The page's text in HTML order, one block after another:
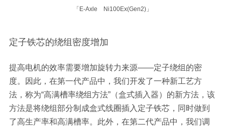
「E-Axle Ni100Ex(Gen2)」
定子铁芯的绕组密度增加
提高电机的效率需要增加旋转力来源——定子绕组的密
度。因此，在第一代产品中，我们开发了一种新工艺方
法，称为“高满槽率绕组方法”（盒式插入器）的新方法，该
方法是将绕组部分制成盒式线圈插入定子铁芯，同时做到
了高生产率和高满槽率。此外，在第二代产品中，我们调